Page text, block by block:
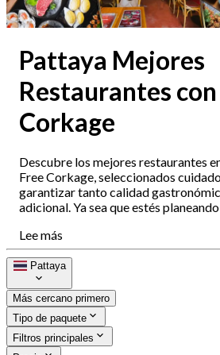
Pattaya Mejores
Restaurantes
Corkage
Descubre los mejores restaurantes
Free Corkage, seleccionados
garantizar tanto calidad
adicional. Ya sea que estés planeando
Lee más
Pattaya
Más cercano primero
Tipo de paquete
Filtros principales